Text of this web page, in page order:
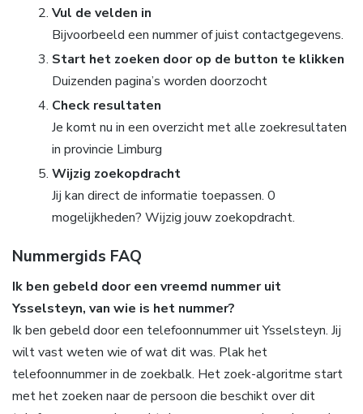
Vul de velden in
Bijvoorbeeld een nummer of juist contactgegevens.
Start het zoeken door op de button te klikken
Duizenden pagina’s worden doorzocht
Check resultaten
Je komt nu in een overzicht met alle zoekresultaten
in provincie Limburg
Wijzig zoekopdracht
Jij kan direct de informatie toepassen. 0
mogelijkheden? Wijzig jouw zoekopdracht.
Nummergids FAQ
Ik ben gebeld door een vreemd nummer uit
Ysselsteyn, van wie is het nummer?
Ik ben gebeld door een telefoonnummer uit Ysselsteyn. Jij
wilt vast weten wie of wat dit was. Plak het
telefoonnummer in de zoekbalk. Het zoek-algoritme start
met het zoeken naar de persoon die beschikt over dit